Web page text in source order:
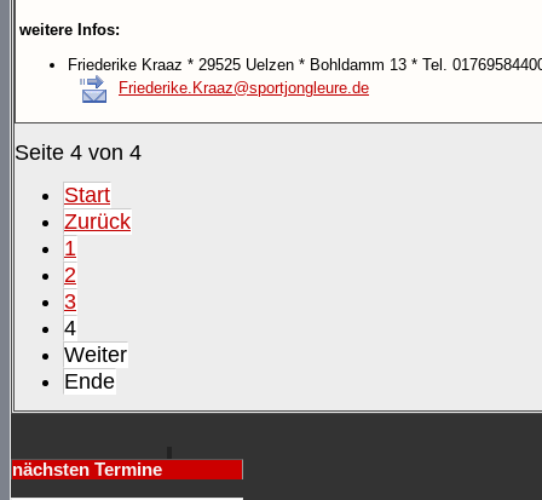
weitere Infos:
Friederike Kraaz * 29525 Uelzen * Bohldamm 13 * Tel.
Friederike.Kraaz@sportjongleure.de
Seite 4 von 4
Start
Zurück
1
2
3
4
Weiter
Ende
nächsten Termine